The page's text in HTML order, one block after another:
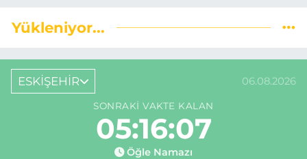
Yükleniyor...
ESKİŞEHİR 06.08.2026
SONRAKI VAKTE KALAN
05:16:06
Öğle Namazı